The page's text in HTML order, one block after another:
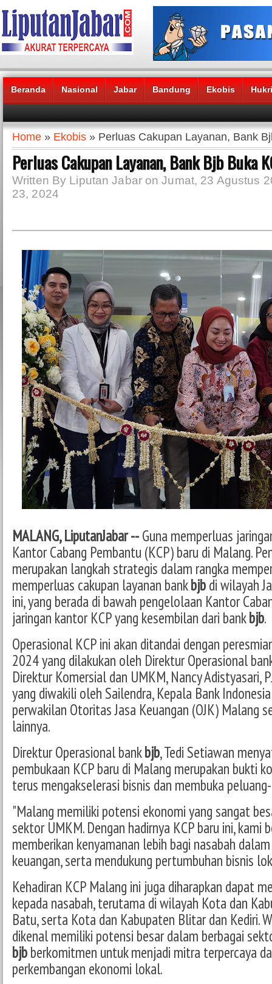
Beranda Nasional Jabar Bandung Ekobis
Headlines News :
Home » Ekobis » Perluas Cakupan Layanan, Bank
Perluas Cakupan Layanan, Bank Bjb Buka
Written By Liputan Jabar on Jumat, 23 Agustus
23, 2024
MALANG, LiputanJabar --Guna memperluas
Kantor Cabang Pembantu (KCP) baru di Malang.
merupakan langkah strategis dalam rangka
memperluas cakupan layanan bankbjbdi wilayah
ini, yang berada di bawah pengelolaan Kantor
jaringan kantor KCP yang kesembilan dari bankbjb.
Operasional KCP ini akan ditandai dengan
2024 yang dilakukan oleh Direktur Operasional
Direktur Komersial dan UMKM, Nancy Adistyasari,
yang diwakili oleh Sailendra, Kepala Bank
perwakilan Otoritas Jasa Keuangan (OJK) Malang
lainnya.
Direktur Operasional bankbjb, Tedi Setiawan
pembukaan KCP baru di Malang merupakan bukti
terus mengakselerasi bisnis dan membuka
"Malang memiliki potensi ekonomi yang sangat
sektor UMKM. Dengan hadirnya KCP baru ini, kami
memberikan kenyamanan lebih bagi nasabah
keuangan, serta mendukung pertumbuhan bisnis
Kehadiran KCP Malang ini juga diharapkan dapat
kepada nasabah, terutama di wilayah Kota dan
Batu, serta Kota dan Kabupaten Blitar dan Kediri.
dikenal memiliki potensi besar dalam berbagai
bjbberkomitmen untuk menjadi mitra terpercaya
perkembangan ekonomi lokal.